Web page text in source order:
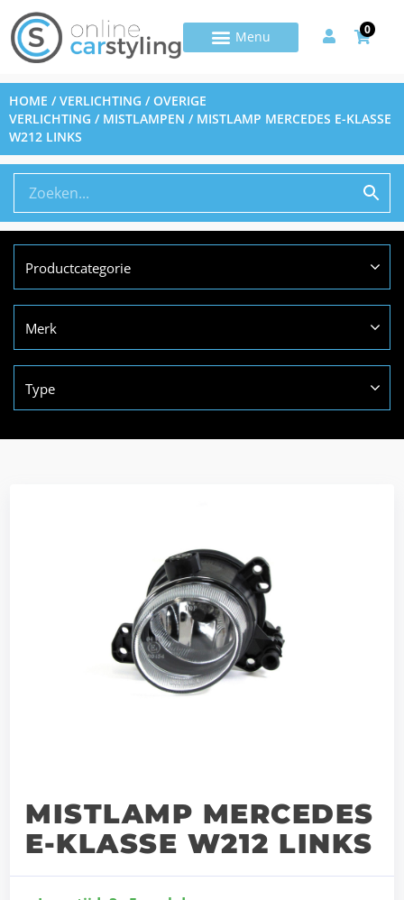
0
HOME /VERLICHTING /OVERIGE
VERLICHTING / MISTLAMPEN / MISTLAMP MERCEDES E-KLASSE
W212 LINKS
Productcategorie
Merk
Type
MISTLAMP MERCEDES
E-KLASSE W212 LINKS